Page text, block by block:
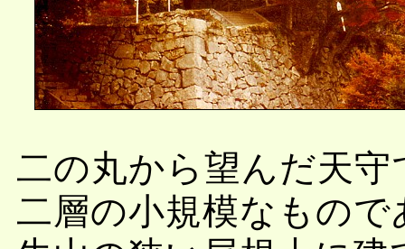
二の丸から望んだ天
二層の小規模なもの